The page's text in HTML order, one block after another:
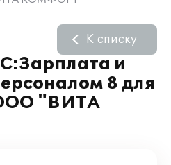
и
8 для
"ВИТА
К списку